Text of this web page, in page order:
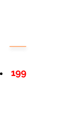
199